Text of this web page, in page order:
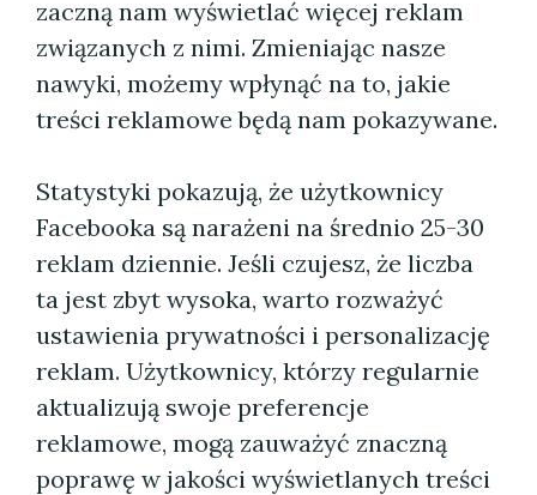
zaczną nam wyświetlać więcej reklam
związanych z nimi. Zmieniając nasze
nawyki, możemy wpłynąć na to, jakie
treści reklamowe będą nam pokazywane.
Statystyki pokazują, że użytkownicy
Facebooka są narażeni na średnio 25-30
reklam dziennie. Jeśli czujesz, że liczba
ta jest zbyt wysoka, warto rozważyć
ustawienia prywatności i personalizację
reklam. Użytkownicy, którzy regularnie
aktualizują swoje preferencje
reklamowe, mogą zauważyć znaczną
poprawę w jakości wyświetlanych treści